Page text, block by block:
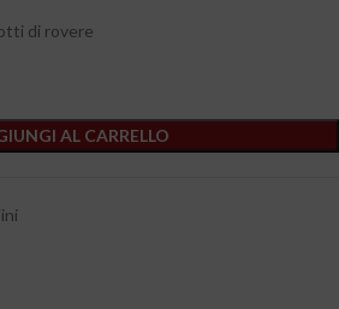
di rovere
AL CARRELLO